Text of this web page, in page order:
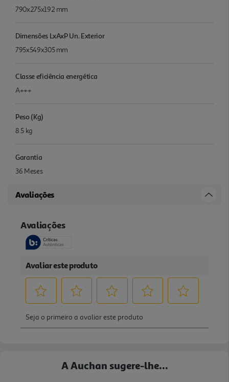
790x275x192 mm
Dimensões LxAxP Un. Exterior
795x549x305 mm
Classe eficiência energética
A+++
Peso (Kg)
8.5 kg
Garantia
36 Meses
Avaliações
A Auchan sugere-lhe...